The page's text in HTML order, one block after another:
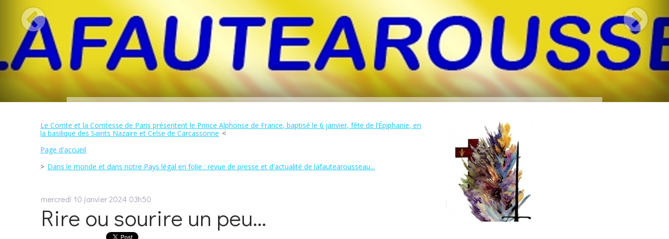
Le Comte et la Comtesse de Paris présentent le Prince Alphonse de France, baptisé le 6 janvier, fête de l’Épiphanie, en
la basilique des Saints Nazaire et Celse de Carcassonne
Page d'accueil
Dans le monde et dans notre Pays légal en folie : revue de presse et d'actualité de lafautearousseau...
mercredi 10 janvier 2024 03h50
Rire ou sourire un peu...